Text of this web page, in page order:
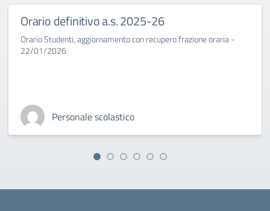
Orario definitivo a.s. 2025-26
Orario Studenti, aggiornamento con recupero frazione oraria -
22/01/2026
Personale scolastico